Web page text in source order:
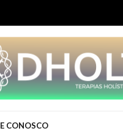
CONOSCO